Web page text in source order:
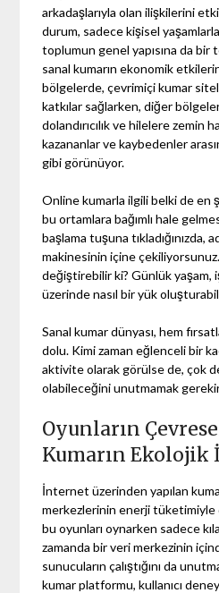
arkadaşlarıyla olan ilişkilerini
durum, sadece kişisel yaşamlarla
toplumun genel yapısına da bir
sanal kumarın ekonomik
bölgelerde, çevrimiçi kumar
katkılar sağlarken, diğer
dolandırıcılık ve hilelere zemin
kazananlar ve kaybedenler
gibi görünüyor.
Online kumarla ilgili belki de en
bu ortamlara bağımlı hale
başlama tuşuna tıkladığınızda,
makinesinin içine çekiliyorsunuz.
değiştirebilir ki? Günlük yaşam,
üzerinde nasıl bir yük
Sanal kumar dünyası, hem
dolu. Kimi zaman eğlenceli bir
aktivite olarak görülse de, çok
olabileceğini unutmamak
Oyunların
Kumarın Ekolojik
İnternet üzerinden yapılan
merkezlerinin enerji tüketimiyle
bu oyunları oynarken sadece
zamanda bir veri merkezinin
sunucuların çalıştığını da
kumar platformu, kullanıcı